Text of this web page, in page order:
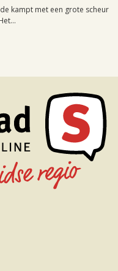
kampt met een grote scheur